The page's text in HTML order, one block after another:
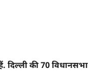
दिल्ली की 70 विधानसभा